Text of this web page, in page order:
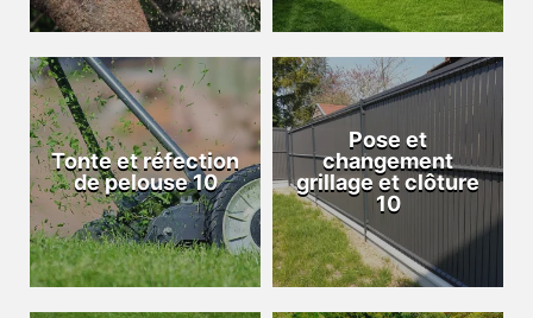
Tonte et réfection
de pelouse 10
Pose et
changement
grillage et clôture
10